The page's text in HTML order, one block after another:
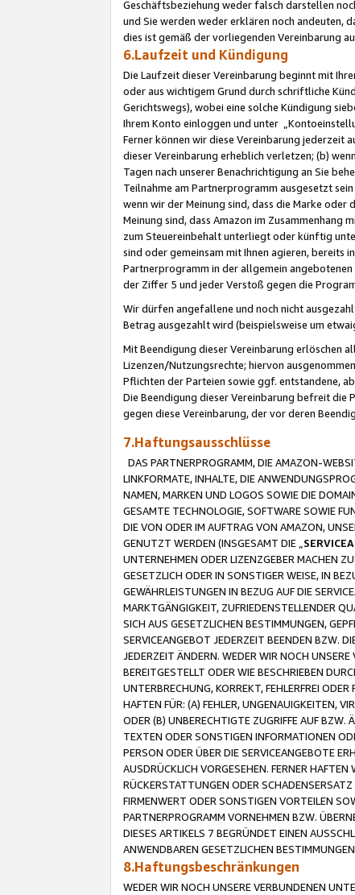
Geschäftsbeziehung weder falsch darstellen
und Sie werden weder erklären noch andeuten,
dies ist gemäß der vorliegenden Vereinbarung
6.Laufzeit und Kündigung
Die Laufzeit dieser Vereinbarung beginnt mit
oder aus wichtigem Grund durch schriftliche
Gerichtswegs), wobei eine solche Kündigung
Ihrem Konto einloggen und unter
Ferner können wir diese Vereinbarung jederzeit
dieser Vereinbarung erheblich verletzen; (b)
Tagen nach unserer Benachrichtigung an Sie
Teilnahme am Partnerprogramm ausgesetzt
wenn wir der Meinung sind, dass die Marke
Meinung sind, dass Amazon im
zum Steuereinbehalt unterliegt oder künftig
sind oder gemeinsam mit Ihnen agieren, bereits
Partnerprogramm in der allgemein
der Ziffer 5 und jeder Verstoß gegen die
Wir dürfen angefallene und noch nicht
Betrag ausgezahlt wird (beispielsweise um
Mit Beendigung dieser Vereinbarung erlöschen
Lizenzen/Nutzungsrechte; hiervon
Pflichten der Parteien sowie ggf. entstandene,
Die Beendigung dieser Vereinbarung befreit die
gegen diese Vereinbarung, der vor deren
7.Haftungsausschlüsse
DAS PARTNERPROGRAMM, DIE AMAZON-
LINKFORMATE, INHALTE, DIE
NAMEN, MARKEN UND LOGOS SOWIE DIE
GESAMTE TECHNOLOGIE, SOFTWARE SOWIE
DIE VON ODER IM AUFTRAG VON AMAZON,
GENUTZT WERDEN (INSGESAMT DIE „
UNTERNEHMEN ODER LIZENZGEBER MACHEN
GESETZLICH ODER IN SONSTIGER WEISE, IN
GEWÄHRLEISTUNGEN IN BEZUG AUF DIE
MARKTGÄNGIGKEIT, ZUFRIEDENSTELLENDER
SICH AUS GESETZLICHEN BESTIMMUNGEN,
SERVICEANGEBOT JEDERZEIT BEENDEN BZW.
JEDERZEIT ÄNDERN. WEDER WIR NOCH
BEREITGESTELLT ODER WIE BESCHRIEBEN
UNTERBRECHUNG, KORREKT, FEHLERFREI
HAFTEN FÜR: (A) FEHLER, UNGENAUIGKEITEN,
ODER (B) UNBERECHTIGTE ZUGRIFFE AUF BZW.
TEXTEN ODER SONSTIGEN INFORMATIONEN
PERSON ODER ÜBER DIE SERVICEANGEBOTE
AUSDRÜCKLICH VORGESEHEN. FERNER
RÜCKERSTATTUNGEN ODER
FIRMENWERT ODER SONSTIGEN VORTEILEN
PARTNERPROGRAMM VORNEHMEN BZW.
DIESES ARTIKELS 7 BEGRÜNDET EINEN
ANWENDBAREN GESETZLICHEN
8.Haftungsbeschränkungen
WEDER WIR NOCH UNSERE VERBUNDENEN